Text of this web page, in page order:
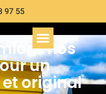
97 55
: nos
un
original